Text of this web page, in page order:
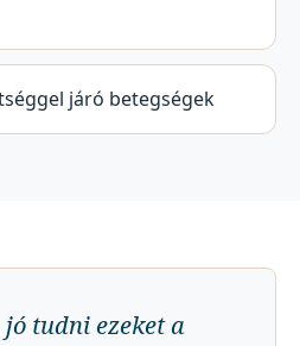
járó betegségek
tudni ezeket a